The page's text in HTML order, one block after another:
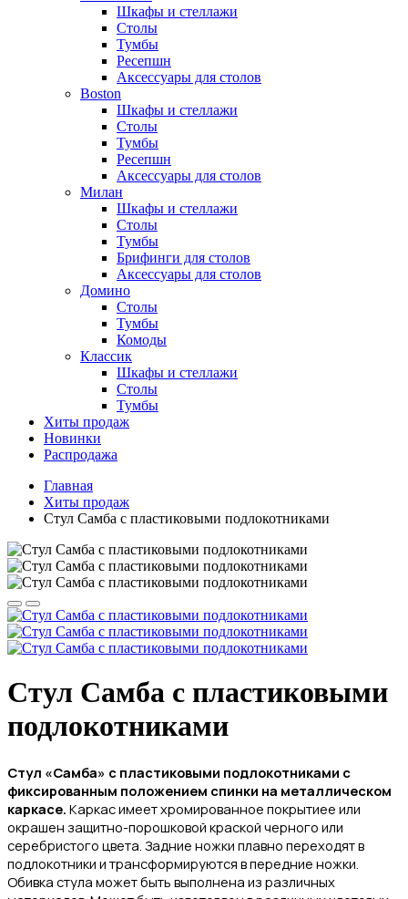
Шкафы и стеллажи
Столы
Тумбы
Ресепшн
Аксессуары для столов
Boston
Шкафы и стеллажи
Столы
Тумбы
Ресепшн
Аксессуары для столов
Милан
Шкафы и стеллажи
Столы
Тумбы
Брифинги для столов
Аксессуары для столов
Домино
Столы
Тумбы
Комоды
Классик
Шкафы и стеллажи
Столы
Тумбы
Хиты продаж
Новинки
Распродажа
Главная
Хиты продаж
Стул Самба с пластиковыми подлокотниками
Стул Самба с пластиковыми
подлокотниками
Стул «Самба» с пластиковыми подлокотниками с
фиксированным положением спинки на металлическом
каркасе. Каркас имеет хромированное покрытиее или
окрашен защитно-порошковой краской черного или
серебристого цвета. Задние ножки плавно переходят в
подлокотники и трансформируются в передние ножки.
Обивка стула может быть выполнена из различных